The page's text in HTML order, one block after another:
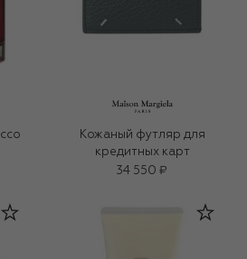
Кожаный футляр для
кредитных карт
34 550 ₽